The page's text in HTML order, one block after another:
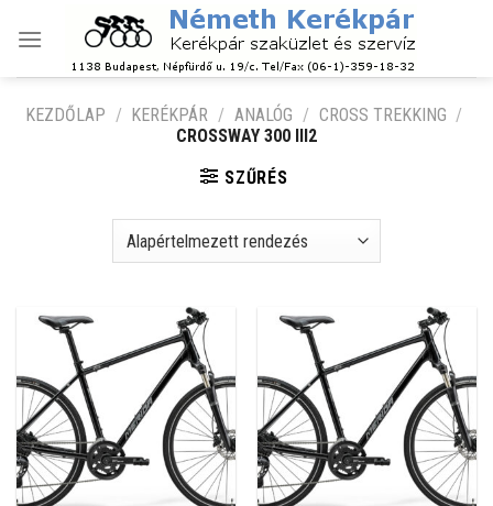
KEZDŐLAP / KERÉKPÁR / ANALÓG / CROSS TREKKING /
CROSSWAY 300 III2
SZŰRÉS